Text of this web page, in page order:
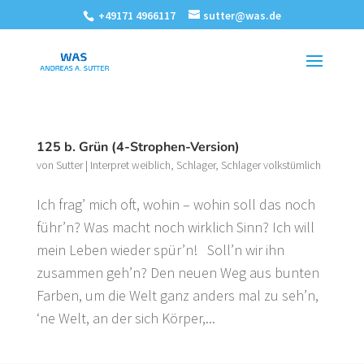
+49171 4966117 sutter@was.de
125 b. Grün (4-Strophen-Version)
von Sutter| Interpret weiblich, Schlager, Schlager volkstümlich
Ich frag’ mich oft, wohin – wohin soll das noch
führ’n? Was macht noch wirklich Sinn? Ich will
mein Leben wieder spür’n! Soll’n wir ihn
zusammen geh’n? Den neuen Weg aus bunten
Farben, um die Welt ganz anders mal zu seh’n,
‘ne Welt, an der sich Körper,...